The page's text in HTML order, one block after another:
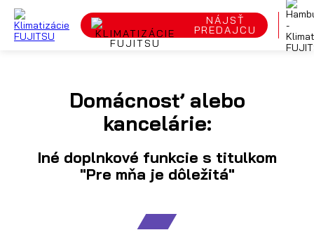
NÁJSŤ
PREDAJCU
Domácnosť alebo
kancelárie:
Iné doplnkové funkcie s titulkom
"Pre mňa je dôležitá"